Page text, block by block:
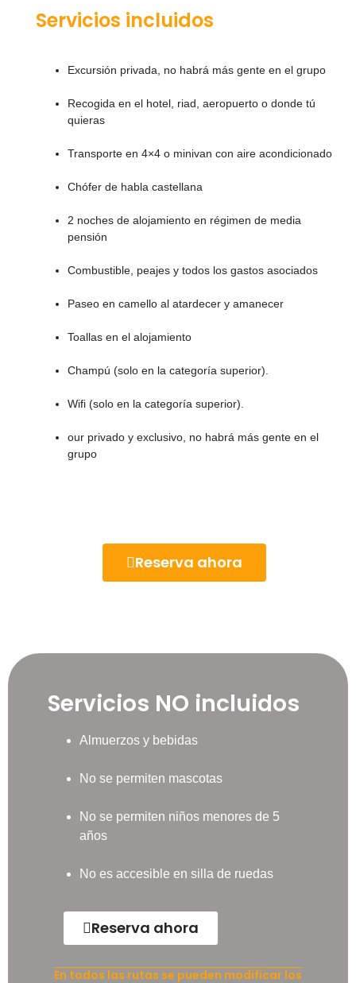
Servicios incluidos
Excursión privada, no habrá más gente en el grupo
Recogida en el hotel, riad, aeropuerto o donde tú
quieras
Transporte en 4×4 o minivan con aire acondicionado
Chófer de habla castellana
2 noches de alojamiento en régimen de media
pensión
Combustible, peajes y todos los gastos asociados
Paseo en camello al atardecer y amanecer
Toallas en el alojamiento
Champú (solo en la categoría superior).
Wifi (solo en la categoría superior).
our privado y exclusivo, no habrá más gente en el
grupo
Reserva ahora
Servicios NO incluidos
Almuerzos y bebidas
No se permiten mascotas
No se permiten niños menores de 5
años
No es accesible en silla de ruedas
Reserva ahora
En todos las rutas se pueden modificar los